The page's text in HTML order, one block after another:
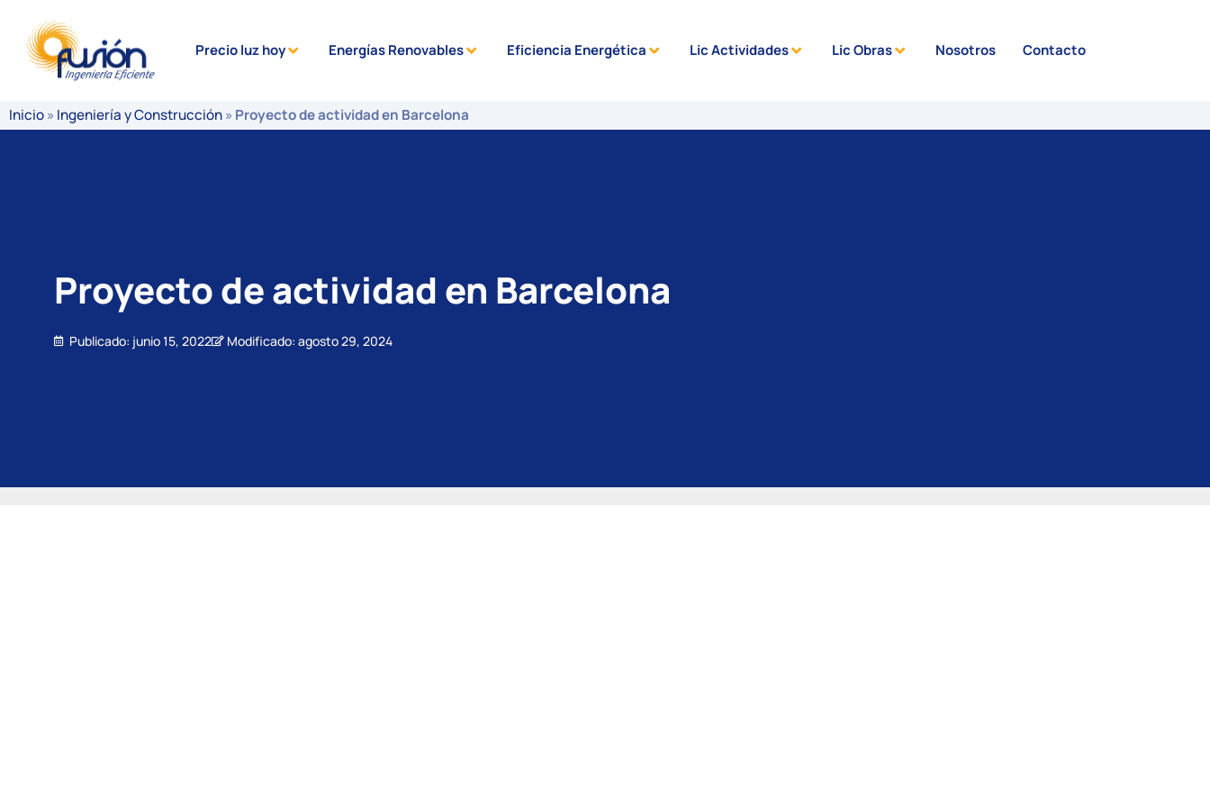
Precio luz hoy Energías Renovables Eficiencia Energética Lic Actividades Lic Obras Nosotros Contacto
Inicio» Ingeniería y Construcción» Proyecto de actividad en Barcelona
Proyecto de actividad en Barcelona
Publicado: junio 15, 2022 Modificado: agosto 29, 2024